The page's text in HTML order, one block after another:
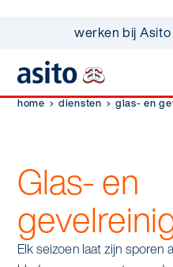
werken bij Asito
Suggesties
werken bij asito
one go - werk beter
home
diensten
Dagelijkse
Interieurreiniging
sectoren
In de buurt
home diensten glas- en
Glas- en
Elk seizoen laat zijn sporen